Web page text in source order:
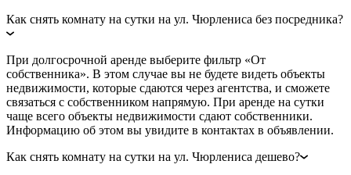
Как снять комнату на сутки на ул. Чюрлениса без посредника?
При долгосрочной аренде выберите фильтр «От
собственника». В этом случае вы не будете видеть объекты
недвижимости, которые сдаются через агентства, и сможете
связаться с собственником напрямую. При аренде на сутки
чаще всего объекты недвижимости сдают собственники.
Информацию об этом вы увидите в контактах в объявлении.
Как снять комнату на сутки на ул. Чюрлениса дешево?